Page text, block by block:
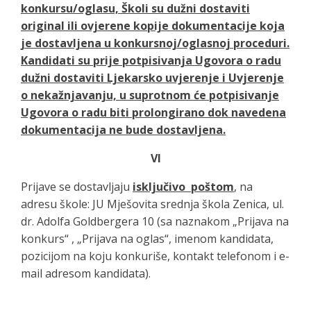
konkursu/oglasu, Školi su dužni dostaviti
original ili ovjerene kopije dokumentacije koja
je dostavljena u konkursnoj/oglasnoj proceduri.
Kandidati su prije potpisivanja Ugovora o radu
dužni dostaviti Ljekarsko uvjerenje i Uvjerenje
o nekažnjavanju, u suprotnom će potpisivanje
Ugovora o radu biti prolongirano dok navedena
dokumentacija ne bude dostavljena.
VI
Prijave se dostavljaju isključivo poštom, na
adresu škole: JU Mješovita srednja škola Zenica, ul.
dr. Adolfa Goldbergera 10 (sa naznakom „Prijava na
konkurs“ , „Prijava na oglas“, imenom kandidata,
pozicijom na koju konkuriše, kontakt telefonom i e-
mail adresom kandidata).